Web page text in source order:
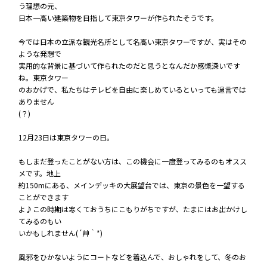
う理想の元、
日本一高い建築物を目指して東京タワーが作られたそうです。
今では日本の立派な観光名所として名高い東京タワーですが、実はその
ような発想で
実用的な背景に基づいて作られたのだと思うとなんだか感慨深いです
ね。東京タワー
のおかげで、私たちはテレビを自由に楽しめているといっても過言では
ありません
(？)
12月23日は東京タワーの日。
もしまだ登ったことがない方は、この機会に一度登ってみるのもオスス
メです。地上
約150mにある、メインデッキの大展望台では、東京の景色を一望する
ことができます
よ♪この時期は寒くておうちにこもりがちですが、たまにはお出かけし
てみるのもい
いかもしれません(´艸｀*)
風邪をひかないようにコートなどを着込んで、おしゃれをして、冬のお